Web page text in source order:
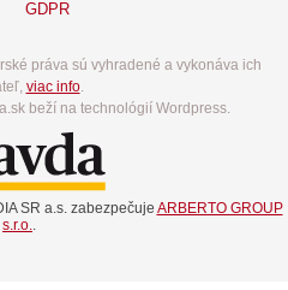
GDPR
práva sú vyhradené a vykonáva ich
viac info.
beží na technológií Wordpress.
SR a.s. zabezpečuje ARBERTO GROUP
s.r.o.